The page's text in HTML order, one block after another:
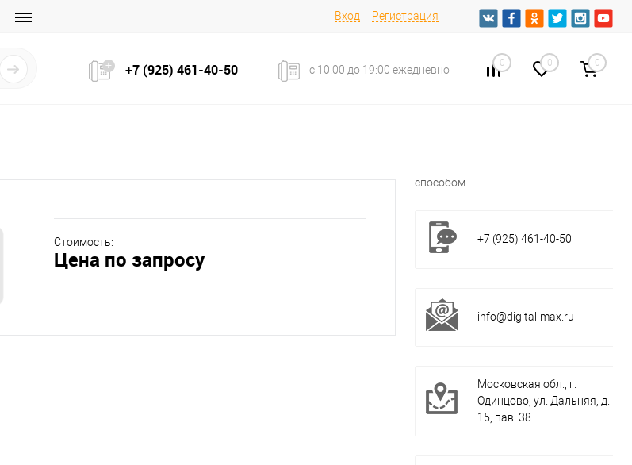
Вход Регистрация
+7 (925) 461-40-50 с 10.00 до 19:00 ежедневно
0 0 0
Стоимость:
Цена по запросу
способом
+7 (925) 461-40-50
info@digital-max.ru
Московская обл., г.
Одинцово, ул. Дальняя, д.
15, пав. 38